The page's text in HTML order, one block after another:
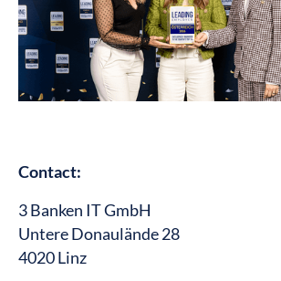
Contact:
3 Banken IT GmbH
Untere Donaulände 28
4020 Linz